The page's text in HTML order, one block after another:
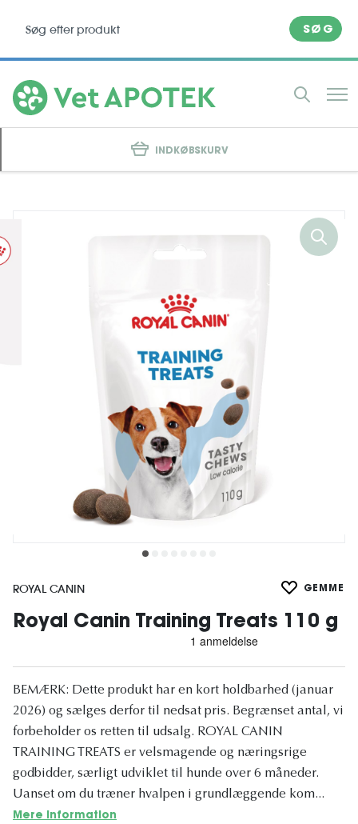
SØG
INDKØBSKURV
ROYAL CANIN GEMME
Royal Canin Training Treats 110 g
BEMÆRK: Dette produkt har en kort holdbarhed (januar
2026) og sælges derfor til nedsat pris. Begrænset antal, vi
forbeholder os retten til udsalg. ROYAL CANIN
TRAINING TREATS er velsmagende og næringsrige
godbidder, særligt udviklet til hunde over 6 måneder.
Uanset om du træner hvalpen i grundlæggende kom...
Mere information